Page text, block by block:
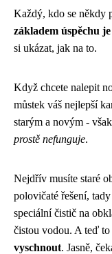
Každý, kdo se někdy
základem úspěchu
si ukázat, jak na to.
Když chcete nalepit
můstek váš nejlepší
starým a novým -
prostě nefunguje.
Nejdřív musíte staré
polovičaté řešení,
speciální čistič na
čistou vodou. A teď
vyschnout. Jasně,